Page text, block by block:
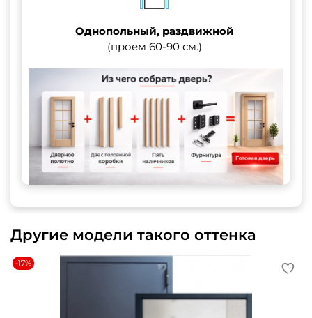
Однопольный, раздвижной
(проем 60-90 см.)
Другие модели такого оттенка
-17%